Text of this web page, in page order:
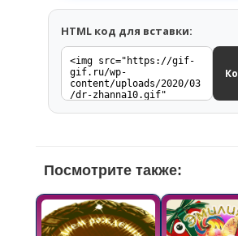
HTML код для вставки:
Посмотрите также: